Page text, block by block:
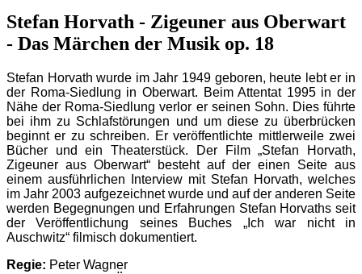
Stefan Horvath - Zigeuner aus Oberwart
- Das Märchen der Musik op. 18
Stefan Horvath wurde im Jahr 1949 geboren, heute lebt er in
der Roma-Siedlung in Oberwart. Beim Attentat 1995 in der
Nähe der Roma-Siedlung verlor er seinen Sohn. Dies führte
bei ihm zu Schlafstörungen und um diese zu überbrücken
beginnt er zu schreiben. Er veröffentlichte mittlerweile zwei
Bücher und ein Theaterstück. Der Film „Stefan Horvath,
Zigeuner aus Oberwart“ besteht auf der einen Seite aus
einem ausführlichen Interview mit Stefan Horvath, welches
im Jahr 2003 aufgezeichnet wurde und auf der anderen Seite
werden Begegnungen und Erfahrungen Stefan Horvaths seit
der Veröffentlichung seines Buches „Ich war nicht in
Auschwitz“ filmisch dokumentiert.
Regie: Peter Wagner